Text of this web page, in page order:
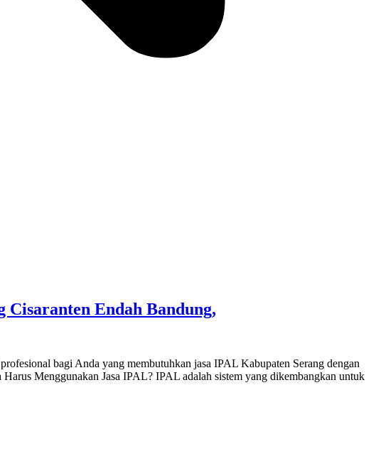
Endah Bandung,
bagi Anda yang membutuhkan jasa IPAL Kabupaten Serang dengan
Menggunakan Jasa IPAL? IPAL adalah sistem yang dikembangkan untuk